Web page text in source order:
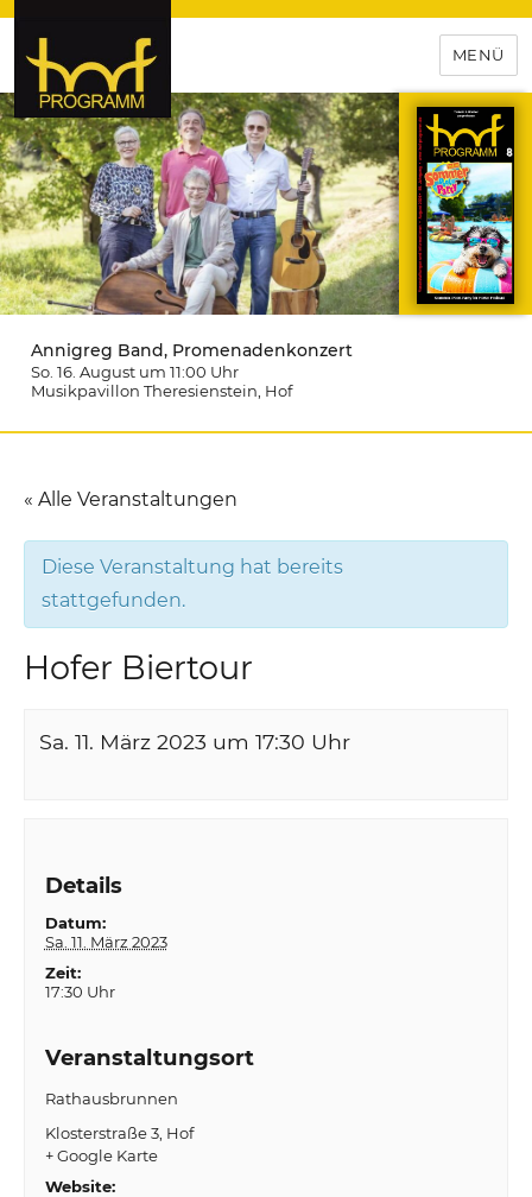
hof-programm – das
Veranstaltungsportal für
Hochfranken
MENÜ
Annigreg Band, Promenadenkonzert
So. 16. August um 11:00 Uhr
Musikpavillon Theresienstein , Hof
« Alle Veranstaltungen
Diese Veranstaltung hat bereits
stattgefunden.
Hofer Biertour
Sa. 11. März 2023 um 17:30 Uhr
Details
Datum:
Sa. 11. März 2023
Zeit:
17:30 Uhr
Veranstaltungsort
Rathausbrunnen
Klosterstraße 3 Hof
+ Google Karte
Website: